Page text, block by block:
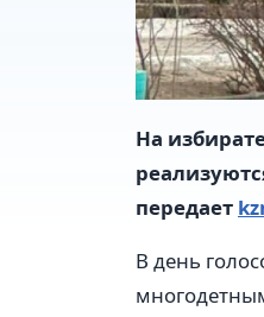
На
передает
В день